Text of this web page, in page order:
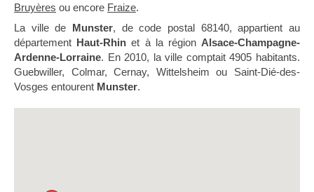
Bruyères ou encore Fraize.
La ville de
Munster, de code postal 68140, appartient au
département Haut-Rhin et à la régionAlsace-Champagne-
Ardenne-Lorraine. En 2010, la ville comptait 4905 habitants.
Guebwiller, Colmar, Cernay, Wittelsheim ou Saint-Dié-des-
Vosges entourent Munster.